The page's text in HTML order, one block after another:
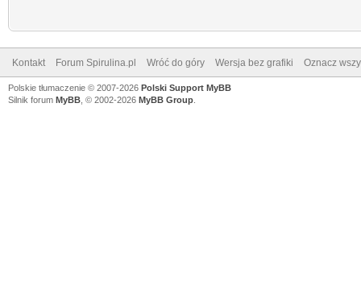
Kontakt Forum Spirulina.pl Wróć do góry Wersja bez grafiki Oznacz
Polskie tłumaczenie © 2007-2026 Polski Support MyBB
Silnik forum MyBB , © 2002-2026 MyBB Group